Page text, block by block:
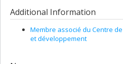
Additional Information
Membre associé du Centre
et développement